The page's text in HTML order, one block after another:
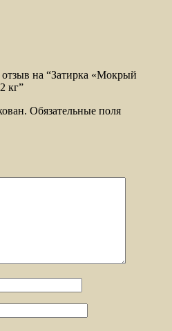
на “Затирка «Мокрый
кг”
Обязательные поля